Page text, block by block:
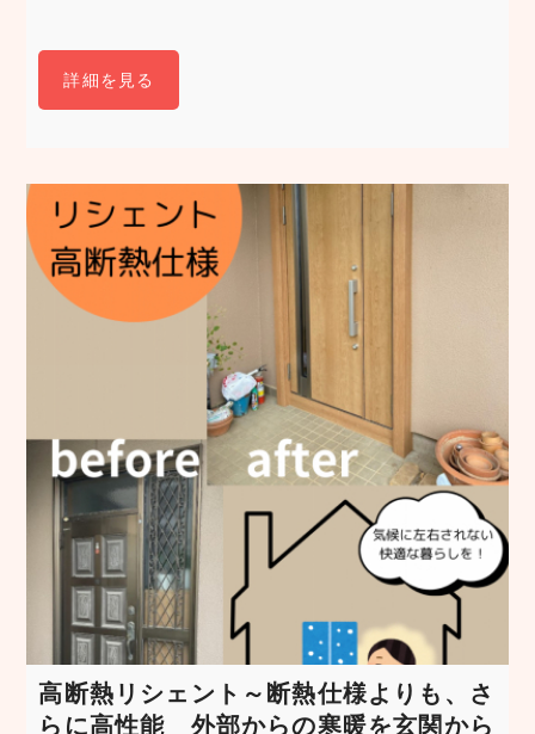
詳細を見る
高断熱リシェント～断熱仕様よりも、さ
らに高性能 外部からの寒暖を玄関から